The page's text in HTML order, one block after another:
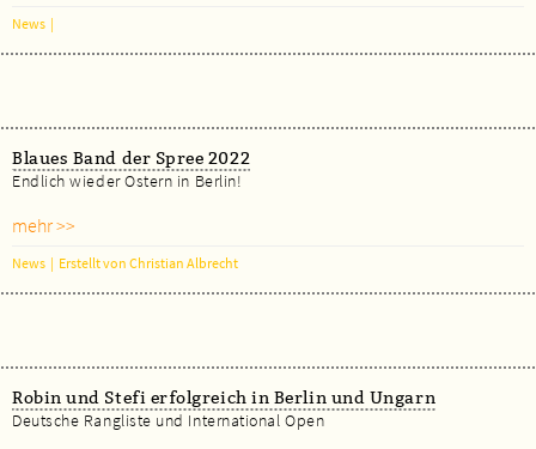
News |
Blaues Band der Spree 2022
Endlich wieder Ostern in Berlin!
mehr >>
News | Erstellt von Christian Albrecht
Robin und Stefi erfolgreich in Berlin und Ungarn
Deutsche Rangliste und International Open